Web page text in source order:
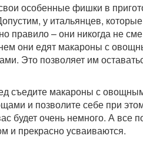
особенные фишки в
у итальянцев,
правило – они никогда не
они едят макароны с
Это позволяет им
съедите макароны с
и позволите себе при
будет очень немного. А все
и прекрасно усваиваются.